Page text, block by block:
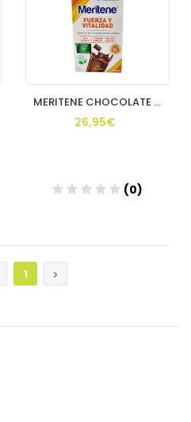
MERITENE CHOCOLATE 15 SOBRES
26,95€
(0)
1